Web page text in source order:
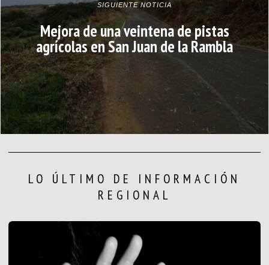
SIGUIENTE NOTICIA
Mejora de una veintena de pistas
agrícolas en San Juan de la Rambla
LO ÚLTIMO DE INFORMACIÓN
REGIONAL